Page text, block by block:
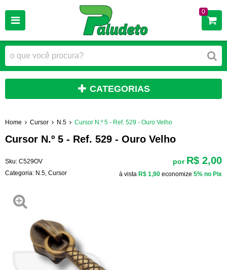
0
CATEGORIAS
Home Cursor N.5 Cursor N.º 5 - Ref. 529 - Ouro Velho
Cursor N.º 5 - Ref. 529 - Ouro Velho
Sku: C529OV
Categoria: N.5 Cursor
por R$ 2,00
à vista R$ 1,90 economize 5% no Pix